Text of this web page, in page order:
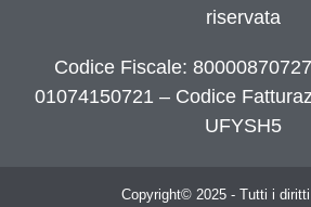
riservata
Codice Fiscale:
01074150721 – Codice
UFYSH5
Copyright© 2025 - Tutti i